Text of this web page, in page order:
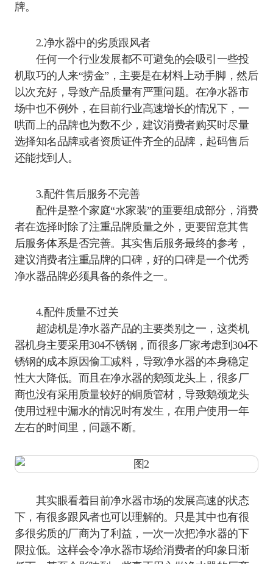
牌。
2.净水器中的劣质跟风者
任何一个行业发展都不可避免的会吸引一些投
机取巧的人来“捞金”，主要是在材料上动手脚，然后
以次充好，导致产品质量有严重问题。在净水器市
场中也不例外，在目前行业高速增长的情况下，一
哄而上的品牌也为数不少，建议消费者购买时尽量
选择知名品牌或者资质证件齐全的品牌，起码售后
还能找到人。
3.配件售后服务不完善
配件是整个家庭“水家装”的重要组成部分，消费
者在选择时除了注重品牌质量之外，更要留意其售
后服务体系是否完善。其实售后服务最终的参考，
建议消费者注重品牌的口碑，好的口碑是一个优秀
净水器品牌必须具备的条件之一。
4.配件质量不过关
超滤机是净水器产品的主要类别之一，这类机
器机身主要采用304不锈钢，而很多厂家考虑到304不
锈钢的成本原因偷工减料，导致净水器的本身稳定
性大大降低。而且在净水器的鹅颈龙头上，很多厂
商也没有采用质量较好的铜质管材，导致鹅颈龙头
使用过程中漏水的情况时有发生，在用户使用一年
左右的时间里，问题不断。
其实眼看着目前净水器市场的发展高速的状态
下，有很多跟风者也可以理解的。只是其中也有很
多很劣质的厂商为了利益，一次一次把净水器的下
限拉低。这样会令净水器市场给消费者的印象日渐